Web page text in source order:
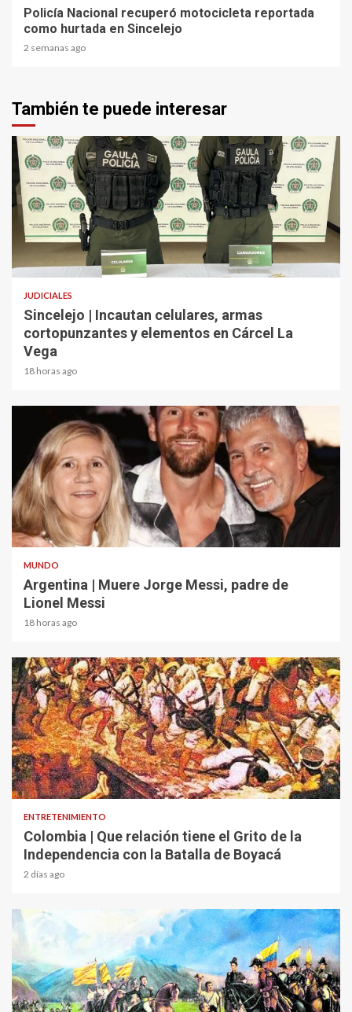
Policía Nacional recuperó motocicleta reportada
como hurtada en Sincelejo
2 semanas ago
También te puede interesar
2 min read
JUDICIALES
Sincelejo | Incautan celulares, armas
cortopunzantes y elementos en Cárcel La
Vega
18 horas ago
2 min read
MUNDO
Argentina | Muere Jorge Messi, padre de
Lionel Messi
18 horas ago
1 min read
ENTRETENIMIENTO
Colombia | Que relación tiene el Grito de la
Independencia con la Batalla de Boyacá
2 días ago